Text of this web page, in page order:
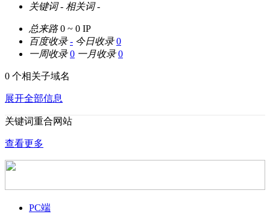
关键词 - 相关词 -
总来路 0 ~ 0 IP
百度收录 - 今日收录 0
一周收录 0 一月收录 0
0 个相关子域名
展开全部信息
关键词重合网站
查看更多
PC端